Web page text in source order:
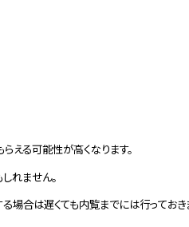
える可能性が高くなります。
れません。
合は遅くても内覧までには行っておきま